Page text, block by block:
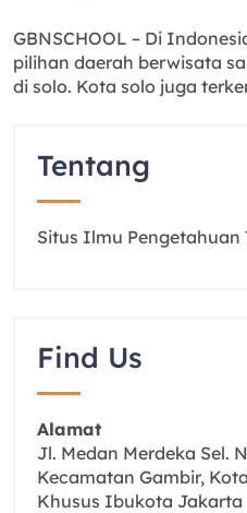
GBNSCHOOL – Di
pilihan daerah berwisata
di solo. Kota solo juga
Tentang
Situs Ilmu Pengetahuan
Find Us
Alamat
Jl. Medan Merdeka Sel.
Kecamatan Gambir,
Khusus Ibukota Jakarta